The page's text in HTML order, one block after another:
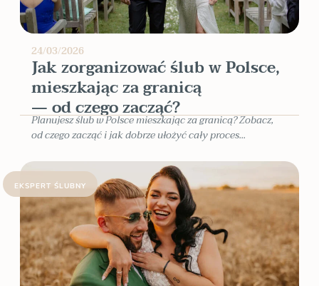
24/03/2026
Jak zorganizować ślub w Polsce,
mieszkając za granicą
— od czego zacząć?
Planujesz ślub w Polsce mieszkając za granicą? Zobacz,
od czego zacząć i jak dobrze ułożyć cały proces...
EKSPERT ŚLUBNY